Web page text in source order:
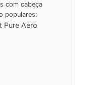
com cabeça
populares:
Pure Aero